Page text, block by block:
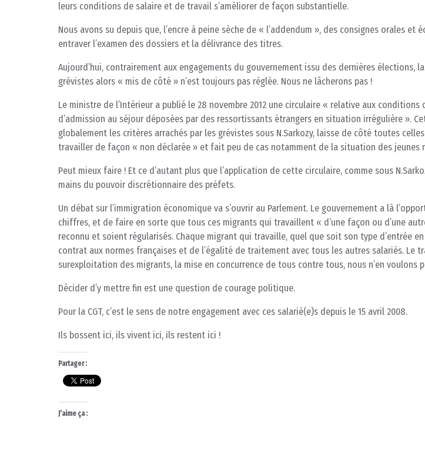
leurs conditions de salaire et de travail s’améliorer de façon substantielle.
Nous avons su depuis que, l’encre à peine sèche de « l’addendum », des consignes orales et
entraver l’examen des dossiers et la délivrance des titres.
Aujourd’hui, contrairement aux engagements du gouvernement issu des dernières élections,
grévistes alors « mis de côté » n’est toujours pas réglée. Nous ne lâcherons pas !
Le ministre de l’Intérieur a publié le 28 novembre 2012 une circulaire « relative aux conditions
d’admission au séjour déposées par des ressortissants étrangers en situation irrégulière ».
globalement les critères arrachés par les grévistes sous N.Sarkozy, laisse de côté toutes
travailler de façon « non déclarée » et fait peu de cas notamment de la situation des jeunes
Peut mieux faire ! Et ce d’autant plus que l’application de cette circulaire, comme sous
mains du pouvoir discrétionnaire des préfets.
Un débat sur l’immigration économique va s’ouvrir au Parlement. Le gouvernement a là
chiffres, et de faire en sorte que tous ces migrants qui travaillent « d’une façon ou d’une
reconnu et soient régularisés. Chaque migrant qui travaille, quel que soit son type d’entrée en
contrat aux normes françaises et de l’égalité de traitement avec tous les autres salariés. Le
surexploitation des migrants, la mise en concurrence de tous contre tous, nous n’en voulons
Décider d’y mettre fin est une question de courage politique.
Pour la CGT, c’est le sens de notre engagement avec ces salarié(e)s depuis le 15 avril 2008.
Ils bossent ici, ils vivent ici, ils restent ici !
Partager :
J’aime ça :